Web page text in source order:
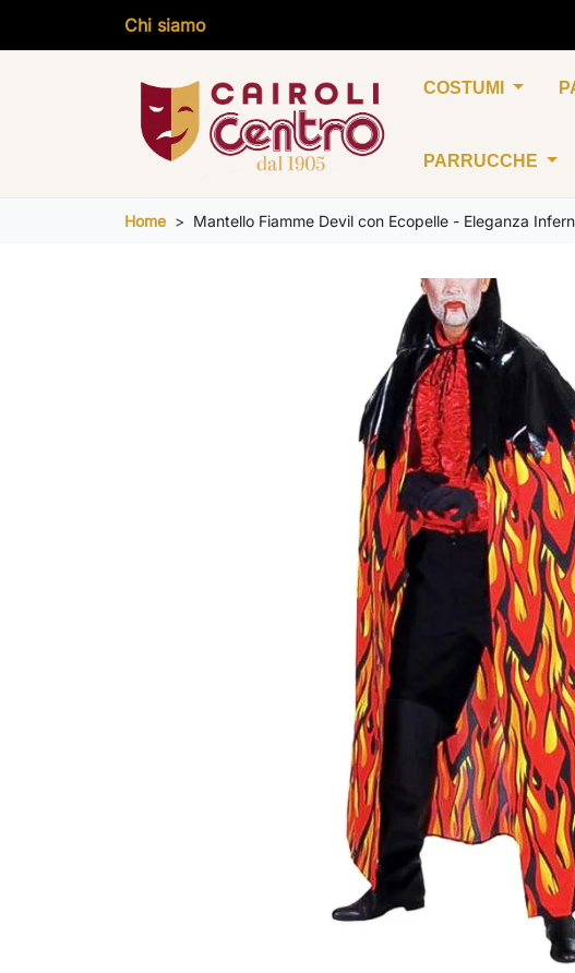
Chi siamo
COSTUMI
PARRUCCHE
Home Mantello Fiamme Devil con Ecopelle - Eleganza